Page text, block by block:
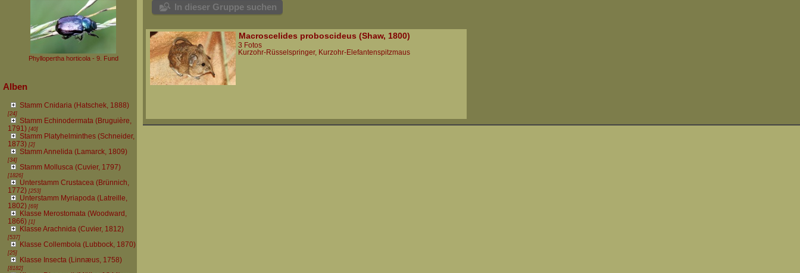
Phyllopertha horticola - 9. Fund
Alben
Stamm Cnidaria (Hatschek, 1888)
[24]
Stamm Echinodermata (Bruguière,
1791)[40]
Stamm Platyhelminthes (Schneider,
1873)[2]
Stamm Annelida (Lamarck, 1809)
[34]
Stamm Mollusca (Cuvier, 1797)
[1826]
Unterstamm Crustacea (Brünnich,
1772)[253]
Unterstamm Myriapoda (Latreille,
1802)[69]
Klasse Merostomata (Woodward,
1866)[1]
Klasse Arachnida (Cuvier, 1812)
[537]
Klasse Collembola (Lubbock, 1870)
[25]
Klasse Insecta (Linnæus, 1758)
[8182]
In dieser Gruppe suchen
Macroscelides proboscideus (Shaw, 1800)
3 Fotos
Kurzohr-Rüsselspringer, Kurzohr-Elefantenspitzmaus